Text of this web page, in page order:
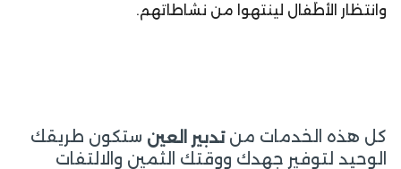
وانتظار الأطفال لينتهوا من نشاطاتهم.
كل هذه الخدمات منتدبير العين ستكون طريقك
الوحيد لتوفير جهدك ووقتك الثمين والالتفات